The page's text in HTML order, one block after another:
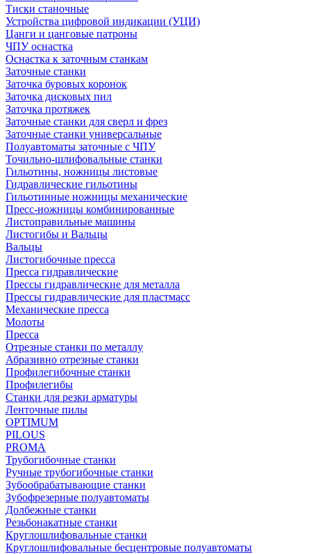
Тиски станочные
Устройства цифровой индикации (УЦИ)
Цанги и цанговые патроны
ЧПУ оснастка
Оснастка к заточным станкам
Заточные станки
Заточка буровых коронок
Заточка дисковых пил
Заточка протяжек
Заточные станки для сверл и фрез
Заточные станки универсальные
Полуавтоматы заточные с ЧПУ
Точильно-шлифовальные станки
Гильотины, ножницы листовые
Гидравлические гильотины
Гильотинные ножницы механические
Пресс-ножницы комбинированные
Листоправильные машины
Листогибы и Вальцы
Вальцы
Листогибочные пресса
Пресса гидравлические
Прессы гидравлические для металла
Прессы гидравлические для пластмасс
Механические пресса
Молоты
Пресса
Отрезные станки по металлу
Абразивно отрезные станки
Профилегибочные станки
Профилегибы
Станки для резки арматуры
Ленточные пилы
OPTIMUM
PILOUS
PROMA
Трубогибочные станки
Ручные трубогибочные станки
Зубообрабатывающие станки
Зубофрезерные полуавтоматы
Долбежные станки
Резьбонакатные станки
Круглошлифовальные станки
Круглошлифовальные бесцентровые полуавтоматы